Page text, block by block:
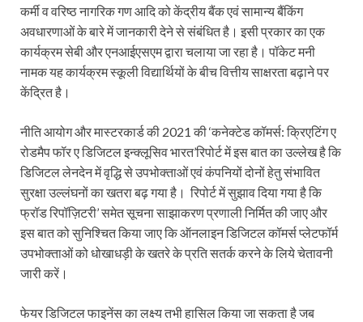
कर्मी व वरिष्ठ नागरिक गण आदि को केंद्रीय बैंक एवं सामान्य बैंकिंग
अवधारणाओं के बारे में जानकारी देने से संबंधित है। इसी प्रकार का एक
कार्यक्रम सेबी और एनआईएसएम द्वारा चलाया जा रहा है। पॉकेट मनी
नामक यह कार्यक्रम स्कूली विद्यार्थियों के बीच वित्तीय साक्षरता बढ़ाने पर
केंद्रित है।
नीति आयोग और मास्टरकार्ड की 2021 की ‘कनेक्टेड कॉमर्स: क्रिएटिंग ए
रोडमैप फॉर ए डिजिटल इन्क्लूसिव भारत’रिपोर्ट में इस बात का उल्लेख है कि
डिजिटल लेनदेन में वृद्धि से उपभोक्ताओं एवं कंपनियों दोनों हेतु संभावित
सुरक्षा उल्लंघनों का खतरा बढ़ गया है। रिपोर्ट में सुझाव दिया गया है कि
फ्रॉड रिपॉज़िटरी’ समेत सूचना साझाकरण प्रणाली निर्मित की जाए और
इस बात को सुनिश्चित किया जाए कि ऑनलाइन डिजिटल कॉमर्स प्लेटफॉर्म
उपभोक्ताओं को धोखाधड़ी के खतरे के प्रति सतर्क करने के लिये चेतावनी
जारी करें।
फेयर डिजिटल फाइनेंस का लक्ष्य तभी हासिल किया जा सकता है जब